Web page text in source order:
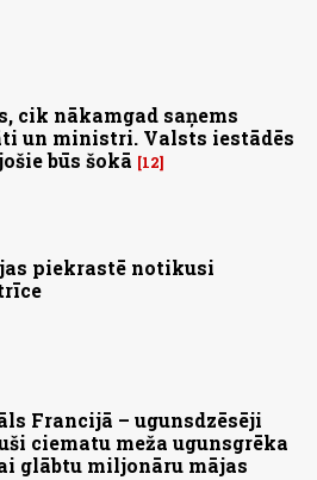
cik nākamgad saņems
un ministri. Valsts iestādēs
būs šokā
12
piekrastē notikusi
Francijā – ugunsdzēsēji
ciematu meža ugunsgrēka
glābtu miljonāru mājas